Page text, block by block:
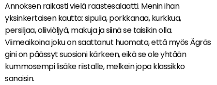
Annoksen raikasti vielä raastesalaatti. Menin ihan
yksinkertaisen kautta: sipulia, porkkanaa, kurkkua,
persiljaa, oliiviöljyä, makuja ja siinä se taisikin olla.
Viimeaikoina joku on saattanut huomata, että myös Ägräs
gini on päässyt suosioni kärkeen, eikä se ole yhtään
kummosempi lisäke riistalle, melkein jopa klassikko
sanoisin.